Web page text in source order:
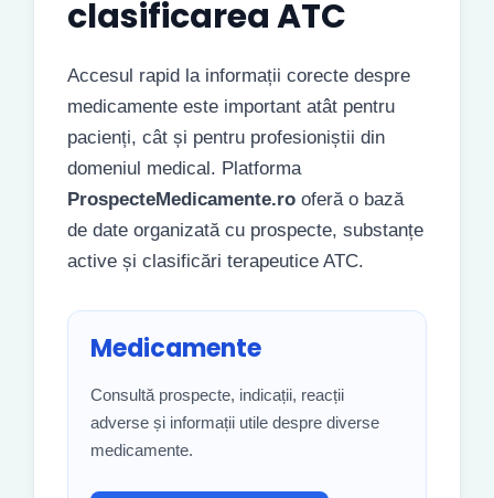
clasificarea ATC
Accesul rapid la informații corecte despre
medicamente este important atât pentru
pacienți, cât și pentru profesioniștii din
domeniul medical. Platforma
ProspecteMedicamente.ro oferă o bază
de date organizată cu prospecte, substanțe
active și clasificări terapeutice ATC.
Medicamente
Consultă prospecte, indicații, reacții
adverse și informații utile despre diverse
medicamente.